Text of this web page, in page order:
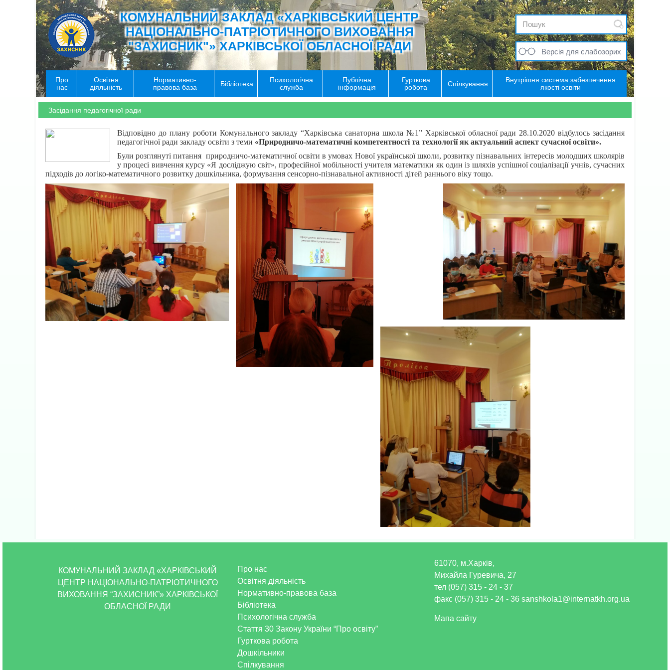
КОМУНАЛЬНИЙ ЗАКЛАД «ХАРКІВСЬКИЙ ЦЕНТР
НАЦІОНАЛЬНО-ПАТРІОТИЧНОГО ВИХОВАННЯ
"ЗАХИСНИК"» ХАРКІВСЬКОЇ ОБЛАСНОЇ РАДИ
Версія для слабозорих
Про
нас
Освітня
діяльність
Нормативно-
правова база
Бібліотека
Психологічна
служба
Публічна
інформація
Гурткова
робота
Спілкування
Внутрішня система забезпечення
якості освіти
Засідання педагогічної ради
Відповідно до плану роботи Комунального закладу “Харківська санаторна школа №1” Харківської обласної ради 28.10.2020 відбулось засідання
педагогічної ради закладу освіти з теми «Природничо-математичні компетентності та технології як актуальний аспект сучасної освіти».
Були розглянуті питання природничо-математичної освіти в умовах Нової української школи, розвитку пізнавальних інтересів молодших школярів
у процесі вивчення курсу «Я досліджую світ», професійної мобільності учителя математики як один із шляхів успішної соціалізації учнів, сучасних
підходів до логіко-математичного розвитку дошкільника, формування сенсорно-пізнавальної активності дітей раннього віку тощо.
КОМУНАЛЬНИЙ ЗАКЛАД «ХАРКІВСЬКИЙ
ЦЕНТР НАЦІОНАЛЬНО-ПАТРІОТИЧНОГО
ВИХОВАННЯ “ЗАХИСНИК”» ХАРКІВСЬКОЇ
ОБЛАСНОЇ РАДИ
Про нас
Освітня діяльність
Нормативно-правова база
Бібліотека
Психологічна служба
Стаття 30 Закону України “Про освіту”
Гурткова робота
Дошкільники
Спілкування
61070, м.Харків,
Михайла Гуревича, 27
тел (057) 315 - 24 - 37
факс (057) 315 - 24 - 36 sanshkola1@internatkh.org.ua
Мапа сайту